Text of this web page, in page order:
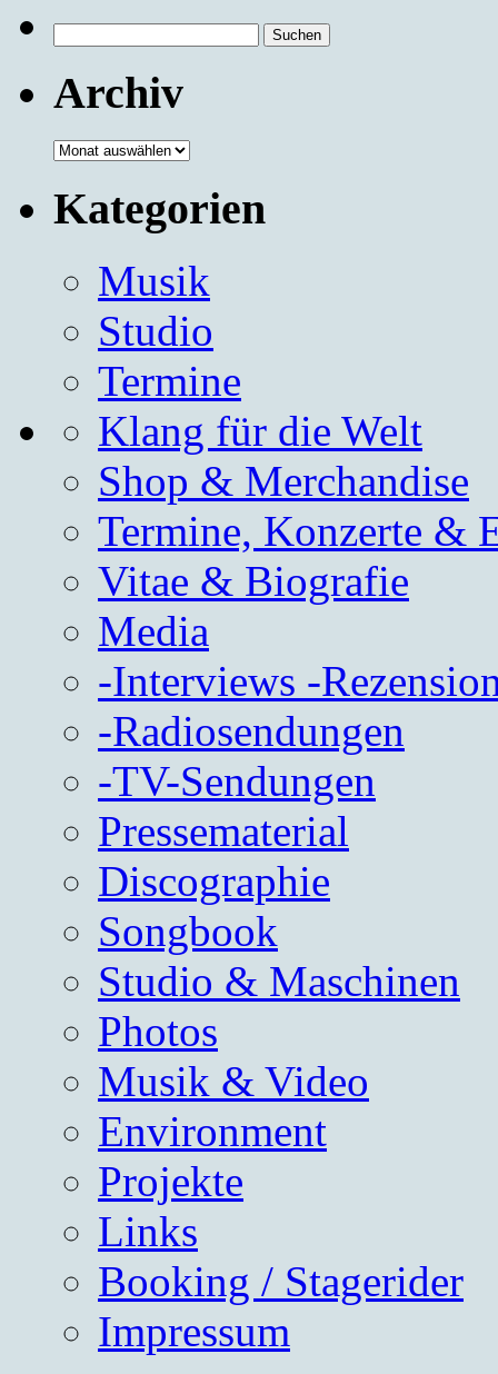
nach:
Archiv
Archiv
Kategorien
Musik
Studio
Termine
Klang für die Welt
Shop & Merchandise
Termine, Konzerte &
Vitae & Biografie
Media
-Interviews -
-Radiosendungen
-TV-Sendungen
Pressematerial
Discographie
Songbook
Studio & Maschinen
Photos
Musik & Video
Environment
Projekte
Links
Booking / Stagerider
Impressum